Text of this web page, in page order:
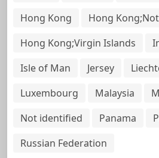
Hong Kong
Hong
Hong Kong;Virgin Islands
Isle of Man
Jersey
Luxembourg
Malaysia
Not identified
Panama
Russian Federation